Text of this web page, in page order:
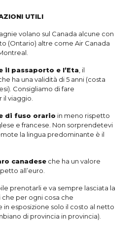
UTILI
volano sul Canada alcune con
(Ontario) altre come Air Canada
il passaporto e l’Eta, il
ha una validità di 5 anni (costa
Consigliamo di fare
il viaggio.
di fuso orario in meno rispetto
e francese. Non sorprendetevi
la lingua predominante è il
canadese che ha un valore
all’euro.
prenotarli e va sempre lasciata la
per ogni cosa che
in esposizione solo il costo al netto
di provincia in provincia).